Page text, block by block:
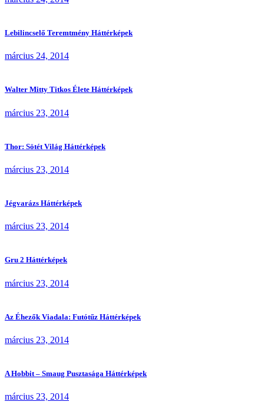
Lebilincselő Teremtmény Háttérképek
március 24, 2014
Walter Mitty Titkos Élete Háttérképek
március 23, 2014
Thor: Sötét Világ Háttérképek
március 23, 2014
Jégvarázs Háttérképek
március 23, 2014
Gru 2 Háttérképek
március 23, 2014
Az Éhezők Viadala: Futótűz Háttérképek
március 23, 2014
A Hobbit – Smaug Pusztasága Háttérképek
március 23, 2014